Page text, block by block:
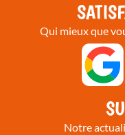
Qui mieux que
Notre